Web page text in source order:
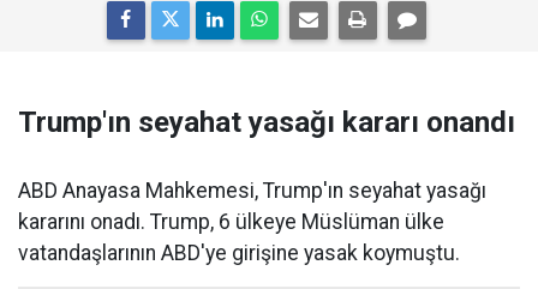
Trump'ın seyahat yasağı kararı onandı
ABD Anayasa Mahkemesi, Trump'ın seyahat yasağı
kararını onadı. Trump, 6 ülkeye Müslüman ülke
vatandaşlarının ABD'ye girişine yasak koymuştu.